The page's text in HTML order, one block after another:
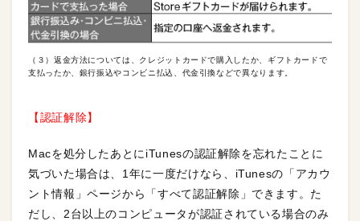
（３）返金方法については、クレジットカードで購入したか、ギフトカードで
支払ったか、銀行振込やコンビニ払込、代金引換などで異なります。
【認証解除】
Macを処分したあとにiTunesの認証解除を忘れたことに
気づいた場合は、1年に一度だけなら、iTunesの「アカウ
ント情報」ページから「すべて認証解除」できます。た
だし、2台以上のコンピュータが認証されている場合のみ